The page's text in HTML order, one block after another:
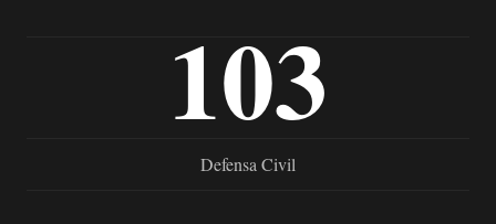
103
Defensa Civil